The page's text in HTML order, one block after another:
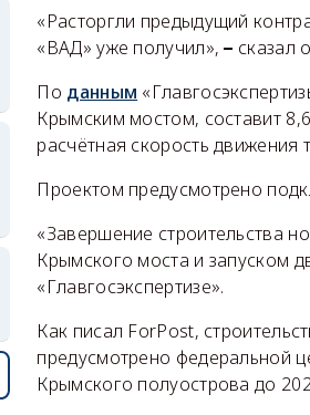
«Расторгли предыдущий
«ВАД» уже получил»,– сказал
По данным
Крымским мостом, составит
расчётная скорость движения
Проектом предусмотрено
«Завершение строительства
Крымского моста и запуском
«Главгосэкспертизе».
Как писал ForPost,
предусмотрено федеральной
Крымского полуострова до